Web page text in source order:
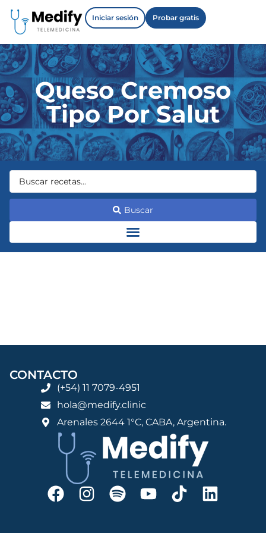
Iniciar sesión Probar gratis
Queso Cremoso
Tipo Por Salut
Buscar
CONTACTO
(+54) 11 7079-4951
hola@medify.clinic
Arenales 2644 1°C, CABA, Argentina.